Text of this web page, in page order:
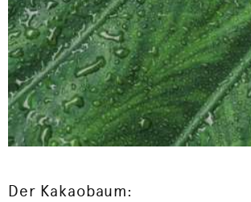
Der Kakaobaum: